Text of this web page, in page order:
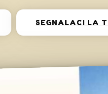
SEGNALACI LA